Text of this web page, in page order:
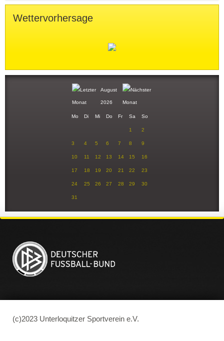
Wettervorhersage
August
2026
Mo Di Mi Do Fr Sa So
1 2
3 4 5 6 7 8 9
10 11 12 13 14 15 16
17 18 19 20 21 22 23
24 25 26 27 28 29 30
31
(c)2023 Unterloquitzer Sportverein e.V.